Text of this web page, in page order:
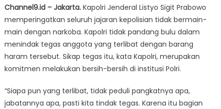
Channel9.id – Jakarta. Kapolri Jenderal Listyo Sigit Prabowo
memperingatkan seluruh jajaran kepolisian tidak bermain-
main dengan narkoba. Kapolri tidak pandang bulu dalam
menindak tegas anggota yang terlibat dengan barang
haram tersebut. Sikap tegas itu, kata Kapolri, merupakan
komitmen melakukan bersih-bersih di institusi Polri.
“Siapa pun yang terlibat, tidak peduli pangkatnya apa,
jabatannya apa, pasti kita tindak tegas. Karena itu bagian